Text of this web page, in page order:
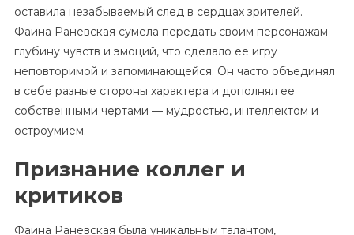
оставила незабываемый след в сердцах зрителей.
Фаина Раневская сумела передать своим персонажам
глубину чувств и эмоций, что сделало ее игру
неповторимой и запоминающейся. Он часто объединял
в себе разные стороны характера и дополнял ее
собственными чертами — мудростью, интеллектом и
остроумием.
Признание коллег и
критиков
Фаина Раневская была уникальным талантом,